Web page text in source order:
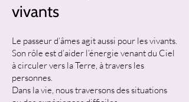
vivants
Le passeur d’âmes agit aussi pour les vivants.
Son rôle est d’aider l’énergie venant du Ciel
à circuler vers la Terre, à travers les
personnes.
Dans la vie, nous traversons des situations